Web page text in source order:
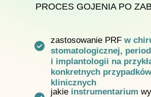
PROCES GOJENIA PO
zastosowanie PRF w
stomatologicznej,
i implantologii na
konkretnych przypadków
klinicznych
jakie instrumentarium